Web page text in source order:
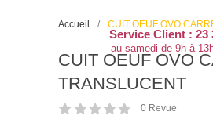
Service Client : 23
au samedi de 9h à
Accueil / CUIT OEUF OVO
CUIT OEUF OVO
TRANSLUCENT
0 Revue